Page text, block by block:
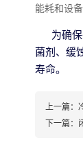
能耗和设备
为确
菌剂、缓
寿命。
上一篇：
下一篇：